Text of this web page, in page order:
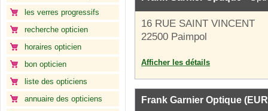
les verres progressifs
recherche opticien
horaires opticien
bon opticien
liste des opticiens
annuaire des opticiens
16 RUE SAINT VINCENT
22500 Paimpol
Afficher les détails
Frank Garnier Optique